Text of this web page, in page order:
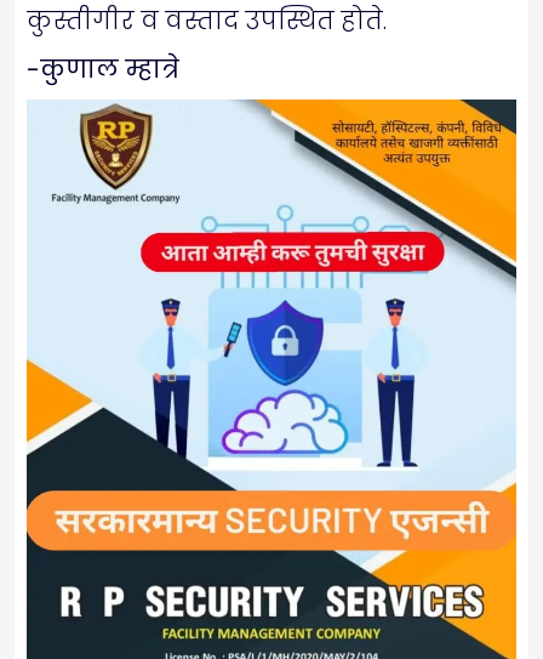
कुस्तीगीर व वस्ताद उपस्थित होते.
-कुणाल म्हात्रे